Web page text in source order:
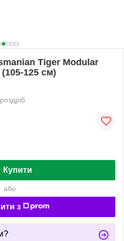
Tiger Modular
125 см)
Купити
або
з